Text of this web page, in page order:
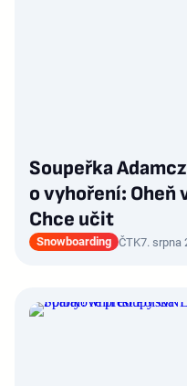
Soupeřka
o vyhoření: Oheň
Chce učit
Snowboarding ČTK7. srpna